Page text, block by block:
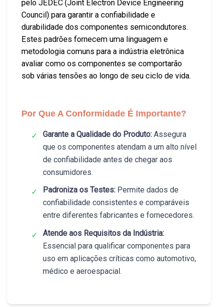
pelo JEDEC (Joint Electron Device Engineering
Council) para garantir a confiabilidade e
durabilidade dos componentes semicondutores.
Estes padrões fornecem uma linguagem e
metodologia comuns para a indústria eletrônica
avaliar como os componentes se comportarão
sob várias tensões ao longo de seu ciclo de vida.
Por Que A Conformidade É Importante?
✓ Garante a Qualidade do Produto:Assegura
que os componentes atendam a um alto nível
de confiabilidade antes de chegar aos
consumidores.
✓ Padroniza os Testes:Permite dados de
confiabilidade consistentes e comparáveis
entre diferentes fabricantes e fornecedores.
✓
Atende aos Requisitos da Indústria:
Essencial para qualificar componentes para
uso em aplicações críticas como automotivo,
médico e aeroespacial.